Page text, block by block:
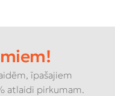
īpašajiem
atlaidi pirkumam.